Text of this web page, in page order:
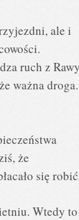
ale i
ruch z
ważna droga.
że
się
Wtedy to